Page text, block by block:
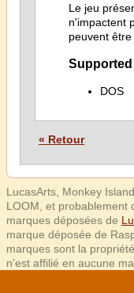
Le jeu
n'impactent
peuvent
DOS
« Retour
LucasArts, Monkey
LOOM, et probablement
marques déposées de
marque déposée de
marques sont la
n'est affilié en aucune